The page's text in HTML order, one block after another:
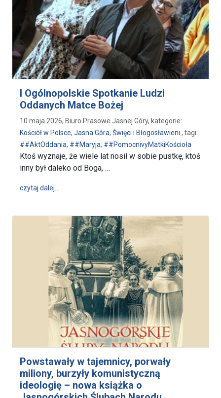
I Ogólnopolskie Spotkanie Ludzi
Oddanych Matce Bożej
10 maja 2026, Biuro Prasowe Jasnej Góry, kategorie:
Kościół w Polsce, Jasna Góra, Święci i Błogosławieni , tagi:
##AktOddania, ##Maryja, ##PomocnivyMatkiKościoła
Ktoś wyznaje, że wiele lat nosił w sobie pustkę, ktoś
inny był daleko od Boga, …
czytaj dalej…
Powstawały w tajemnicy, porwały
miliony, burzyły komunistyczną
ideologię – nowa książka o